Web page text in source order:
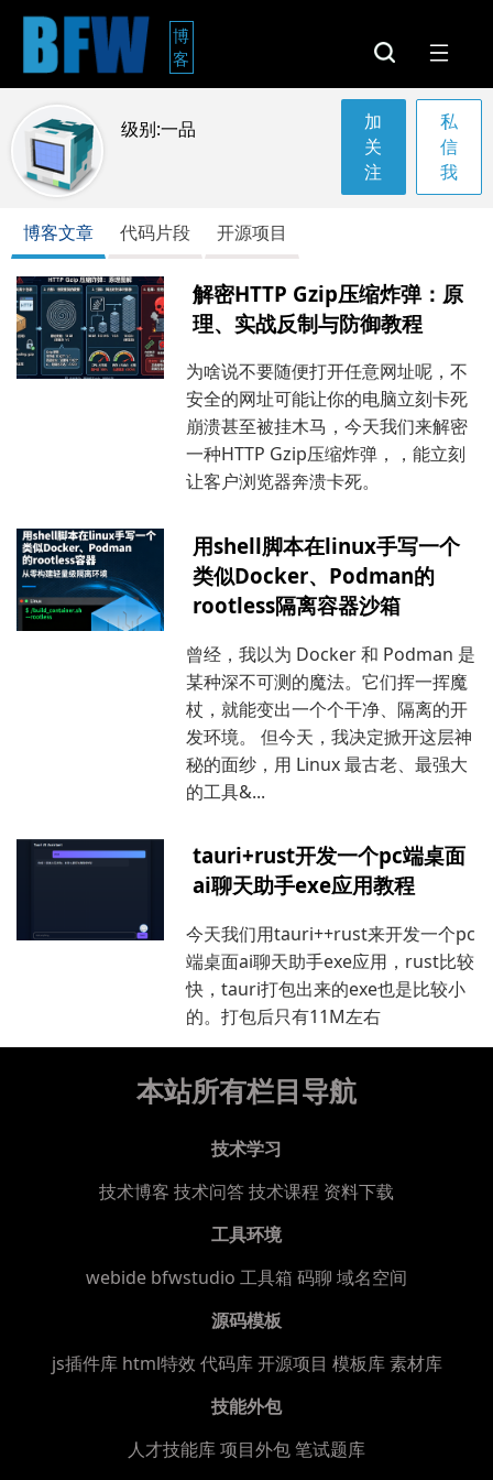
博
客
级别:一品
私
信
我
博客文章 代码片段 开源项目
解密HTTP Gzip压缩炸弹：原
理、实战反制与防御教程
为啥说不要随便打开任意网址呢，不
安全的网址可能让你的电脑立刻卡死
崩溃甚至被挂木马，今天我们来解密
一种HTTP Gzip压缩炸弹，，能立刻
让客户浏览器奔溃卡死。
用shell脚本在linux手写一个
类似Docker、Podman的
rootless隔离容器沙箱
曾经，我以为 Docker 和 Podman 是
某种深不可测的魔法。它们挥一挥魔
杖，就能变出一个个干净、隔离的开
发环境。 但今天，我决定掀开这层神
秘的面纱，用 Linux 最古老、最强大
的工具&...
tauri+rust开发一个pc端桌面
ai聊天助手exe应用教程
今天我们用tauri++rust来开发一个pc
端桌面ai聊天助手exe应用，rust比较
快，tauri打包出来的exe也是比较小
的。打包后只有11M左右
本站所有栏目导航
技术学习
技术博客 技术问答技术课程 资料下载
工具环境
webide bfwstudio 工具箱 码聊 域名空间
源码模板
js插件库 html特效 代码库 开源项目 模板库 素材库
技能外包
人才技能库项目外包笔试题库